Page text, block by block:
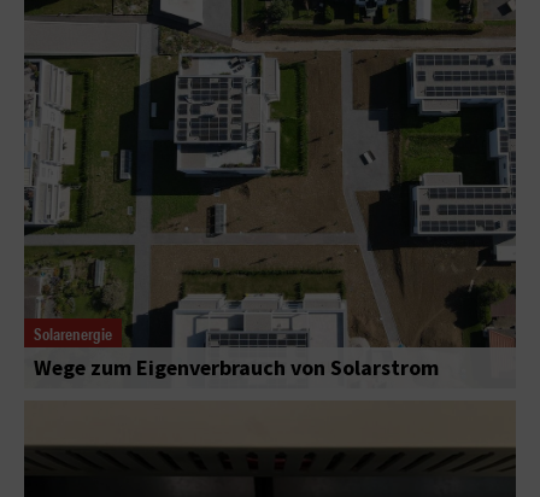
Solarenergie
Wege zum Eigenverbrauch von Solarstrom